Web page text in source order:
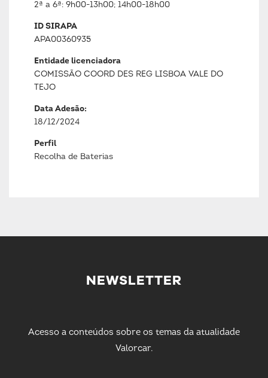
2ª a 6ª: 9h00-13h00; 14h00-18h00
ID SIRAPA
APA00360935
Entidade licenciadora
COMISSÃO COORD DES REG LISBOA VALE DO
TEJO
Data Adesão:
18/12/2024
Perfil
Recolha de Baterias
NEWSLETTER
Acesso a conteúdos sobre os temas da atualidade
Valorcar.